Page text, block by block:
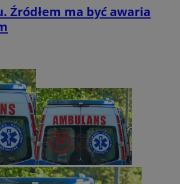
Źródłem ma być awaria